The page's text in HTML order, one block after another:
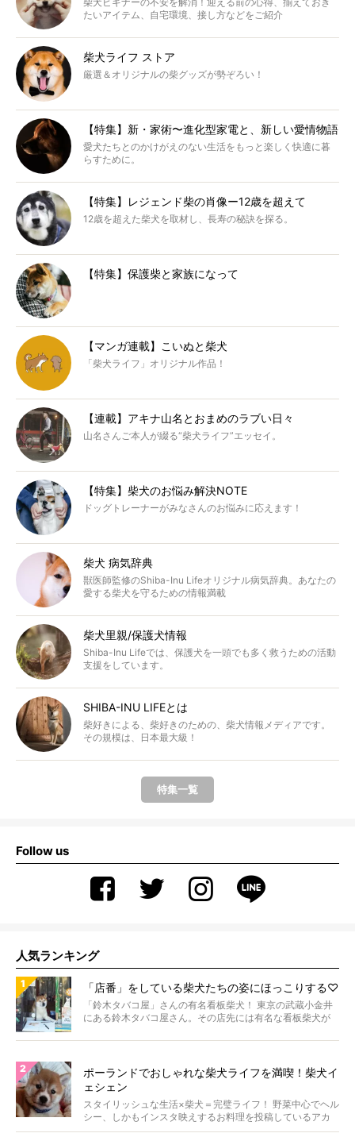
たいアイテム、自宅環境、接し方などをご紹介
柴犬ライフ ストア
厳選＆オリジナルの柴グッズが勢ぞろい！
【特集】新・家術〜進化型家電と、新しい愛情物語
愛犬たちとのかけがえのない生活をもっと楽しく快適に暮
らすために。
【特集】レジェンド柴の肖像ー12歳を超えて
12歳を超えた柴犬を取材し、長寿の秘訣を探る。
【特集】保護柴と家族になって
【マンガ連載】こいぬと柴犬
「柴犬ライフ」オリジナル作品！
【連載】アキナ山名とおまめのラブい日々
山名さんご本人が綴る“柴犬ライフ”エッセイ。
【特集】柴犬のお悩み解決NOTE
ドッグトレーナーがみなさんのお悩みに応えます！
柴犬 病気辞典
獣医師監修のShiba-Inu Lifeオリジナル病気辞典。あなたの
愛する柴犬を守るための情報満載
柴犬里親/保護犬情報
Shiba-Inu Lifeでは、保護犬を一頭でも多く救うための活動
支援をしています。
SHIBA-INU LIFEとは
柴好きによる、柴好きのための、柴犬情報メディアです。
その規模は、日本最大級！
特集一覧
Follow us
人気ランキング
「店番」をしている柴犬たちの姿にほっこりする♡
「鈴木タバコ屋」さんの有名看板柴犬！ 東京の武蔵小金井
にある鈴木タバコ屋さん。その店先には有名な看板柴犬が
ポーランドでおしゃれな柴犬ライフを満喫！柴犬イ
ェシェン
スタイリッシュな生活×柴犬＝完璧ライフ！ 野菜中心でヘル
シー、しかもインスタ映えするお料理を投稿しているアカ
ウ...